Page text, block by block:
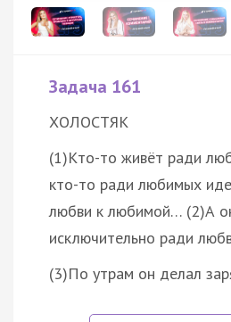
Задача 161
ХОЛОСТЯК
(1)Кто-то живёт ради
кто-то ради любимых
любви к любимой… (2)А
исключительно ради
(3)По утрам он делал